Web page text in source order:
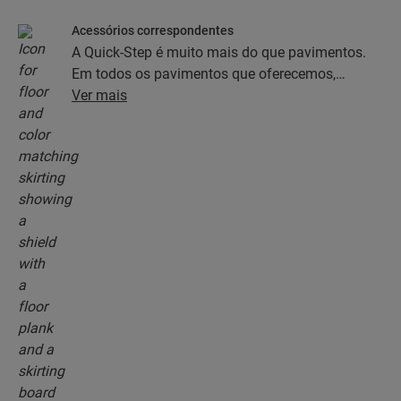
Acessórios correspondentes
A Quick-Step é muito mais do que pavimentos.
Em todos os pavimentos que oferecemos,
encontra uma coleção completa de acessórios,
do seu pavimento.
Ver mais